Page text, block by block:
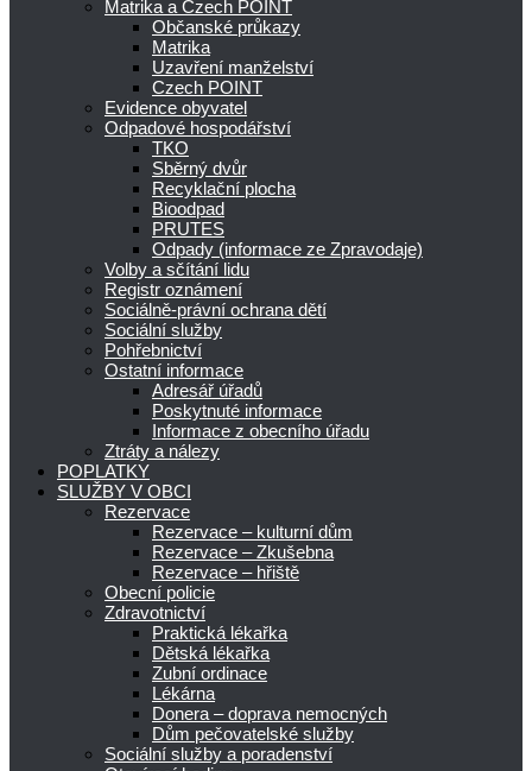
Matrika a Czech POINT
Občanské průkazy
Matrika
Uzavření manželství
Czech POINT
Evidence obyvatel
Odpadové hospodářství
TKO
Sběrný dvůr
Recyklační plocha
Bioodpad
PRUTES
Odpady (informace ze Zpravodaje)
Volby a sčítání lidu
Registr oznámení
Sociálně-právní ochrana dětí
Sociální služby
Pohřebnictví
Ostatní informace
Adresář úřadů
Poskytnuté informace
Informace z obecního úřadu
Ztráty a nálezy
POPLATKY
SLUŽBY V OBCI
Rezervace
Rezervace – kulturní dům
Rezervace – Zkušebna
Rezervace – hřiště
Obecní policie
Zdravotnictví
Praktická lékařka
Dětská lékařka
Zubní ordinace
Lékárna
Donera – doprava nemocných
Dům pečovatelské služby
Sociální služby a poradenství